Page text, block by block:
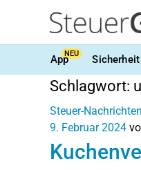
AppNEU Sicherheit
Schlagwort:
Steuer-Nachrichten
9. Februar 2024